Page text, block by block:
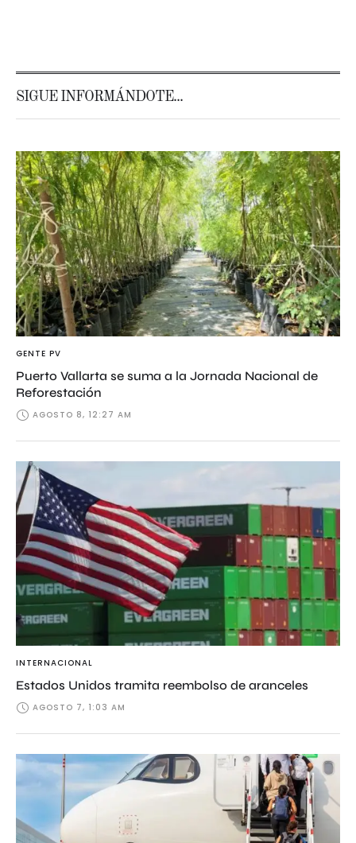
SIGUE INFORMÁNDOTE...
GENTE PV
Puerto Vallarta se suma a la Jornada Nacional de
Reforestación
AGOSTO 8, 12:27 AM
INTERNACIONAL
Estados Unidos tramita reembolso de aranceles
AGOSTO 7, 1:03 AM